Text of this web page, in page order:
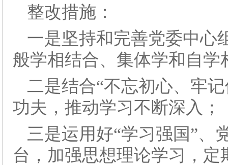
整改措施：
一是坚持和完善党委中心
般学相结合、集体学和自
二是结合“不忘初心、牢
功夫，推动学习不断深入；
三是运用好“学习强国”、
台，加强思想理论学习，定